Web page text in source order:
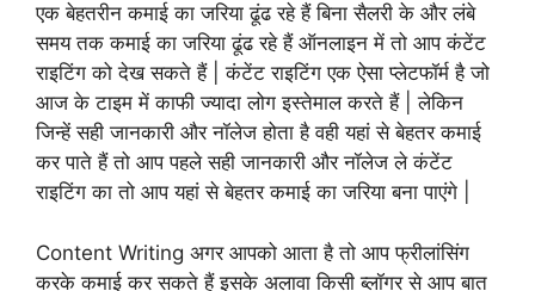
एक बेहतरीन कमाई का जरिया ढूंढ रहे हैं बिना सैलरी के और लंबे
समय तक कमाई का जरिया ढूंढ रहे हैं ऑनलाइन में तो आप कंटेंट
राइटिंग को देख सकते हैं | कंटेंट राइटिंग एक ऐसा प्लेटफॉर्म है जो
आज के टाइम में काफी ज्यादा लोग इस्तेमाल करते हैं | लेकिन
जिन्हें सही जानकारी और नॉलेज होता है वही यहां से बेहतर कमाई
कर पाते हैं तो आप पहले सही जानकारी और नॉलेज ले कंटेंट
राइटिंग का तो आप यहां से बेहतर कमाई का जरिया बना पाएंगे |
Content Writing अगर आपको आता है तो आप फ्रीलांसिंग
करके कमाई कर सकते हैं इसके अलावा किसी ब्लॉगर से आप बात